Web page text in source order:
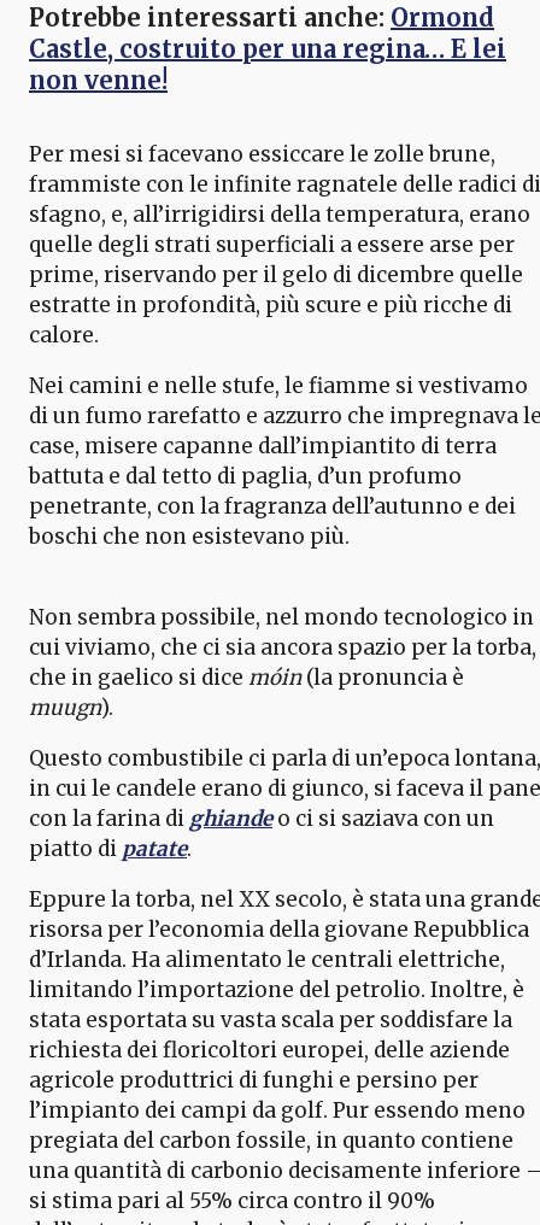
Potrebbe interessarti anche: Ormond
Castle, costruito per una regina… E lei
non venne!
Per mesi si facevano essiccare le zolle brune,
frammiste con le infinite ragnatele delle radici di
sfagno, e, all’irrigidirsi della temperatura, erano
quelle degli strati superficiali a essere arse per
prime, riservando per il gelo di dicembre quelle
estratte in profondità, più scure e più ricche di
calore.
Nei camini e nelle stufe, le fiamme si vestivamo
di un fumo rarefatto e azzurro che impregnava
case, misere capanne dall’impiantito di terra
battuta e dal tetto di paglia, d’un profumo
penetrante, con la fragranza dell’autunno e dei
boschi che non esistevano più.
Non sembra possibile, nel mondo tecnologico in
cui viviamo, che ci sia ancora spazio per la torba,
che in gaelico si dice móin(la pronuncia è
muugn).
Questo combustibile ci parla di un’epoca lontana,
in cui le candele erano di giunco, si faceva il pane
con la farina di ghiandeo ci si saziava con un
piatto di patate.
Eppure la torba, nel XX secolo, è stata una
risorsa per l’economia della giovane Repubblica
d’Irlanda. Ha alimentato le centrali elettriche,
limitando l’importazione del petrolio. Inoltre, è
stata esportata su vasta scala per soddisfare la
richiesta dei floricoltori europei, delle aziende
agricole produttrici di funghi e persino per
l’impianto dei campi da golf. Pur essendo meno
pregiata del carbon fossile, in quanto contiene
una quantità di carbonio decisamente inferiore
si stima pari al 55% circa contro il 90%